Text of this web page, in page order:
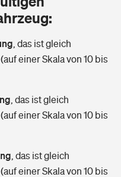
ich im Alter?
finden
finden
das ist gleich
einer Skala von 10 bis
das ist gleich
einer Skala von 10 bis
das ist gleich
einer Skala von 10 bis